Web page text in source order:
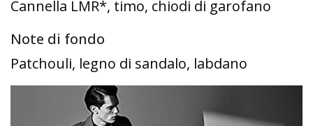
Cannella LMR*, timo, chiodi di garofano
Note di fondo
Patchouli, legno di sandalo, labdano